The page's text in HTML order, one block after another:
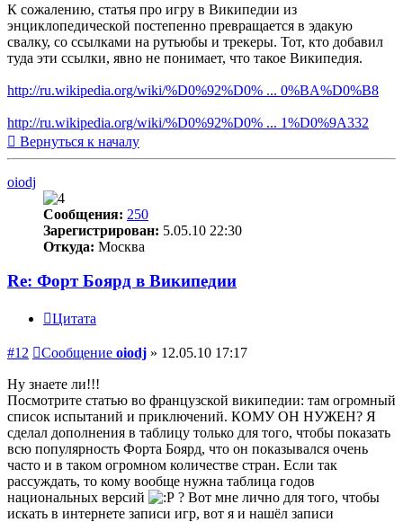
К сожалению, статья про игру в Википедии из
энциклопедической постепенно превращается в эдакую
свалку, со ссылками на рутьюбы и трекеры. Тот, кто добавил
туда эти ссылки, явно не понимает, что такое Википедия.
http://ru.wikipedia.org/wiki/%D0%92%D0% ... 0%BA%D0%B8
http://ru.wikipedia.org/wiki/%D0%92%D0% ... 1%D0%9A332
Вернуться к началу
oiodj
Сообщения: 250
Зарегистрирован: 5.05.10 22:30
Откуда: Москва
Re: Форт Боярд в Википедии
Цитата
#12 Сообщение oiodj » 12.05.10 17:17
Ну знаете ли!!!
Посмотрите статью во французской википедии: там огромный
список испытаний и приключений. КОМУ ОН НУЖЕН? Я
сделал дополнения в таблицу только для того, чтобы показать
всю популярность Форта Боярд, что он показывался очень
часто и в таком огромном количестве стран. Если так
рассуждать, то кому вообще нужна таблица годов
национальных версий
? Вот мне лично для того, чтобы
искать в интернете записи игр, вот я и нашёл записи